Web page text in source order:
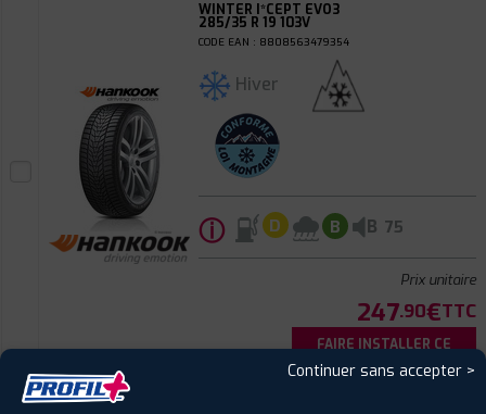
WINTER I*CEPT EVO3
285/35 R 19 103V
CODE EAN : 8808563479354
Hiver
ⓘ D B B 75
Prix unitaire
247.90€TTC
FAIRE INSTALLER CE
Continuer sans accepter >